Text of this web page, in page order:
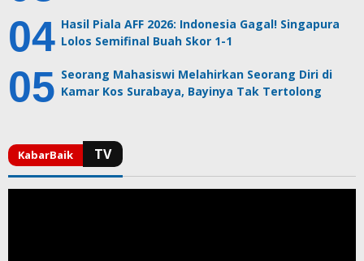
Hasil Piala AFF 2026: Indonesia Gagal! Singapura
Lolos Semifinal Buah Skor 1-1
Seorang Mahasiswi Melahirkan Seorang Diri di
Kamar Kos Surabaya, Bayinya Tak Tertolong